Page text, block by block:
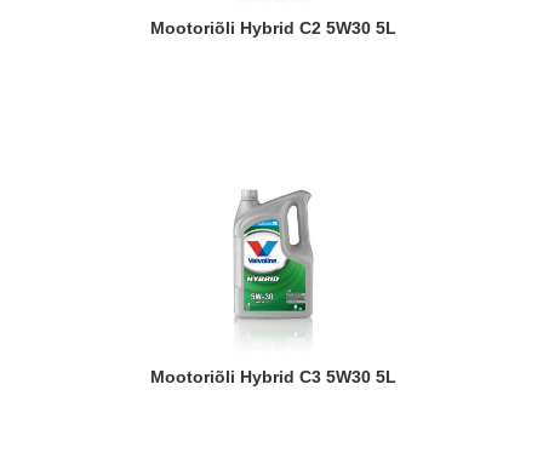
Mootoriõli Hybrid C2 5W30 5L
Mootoriõli Hybrid C3 5W30 5L